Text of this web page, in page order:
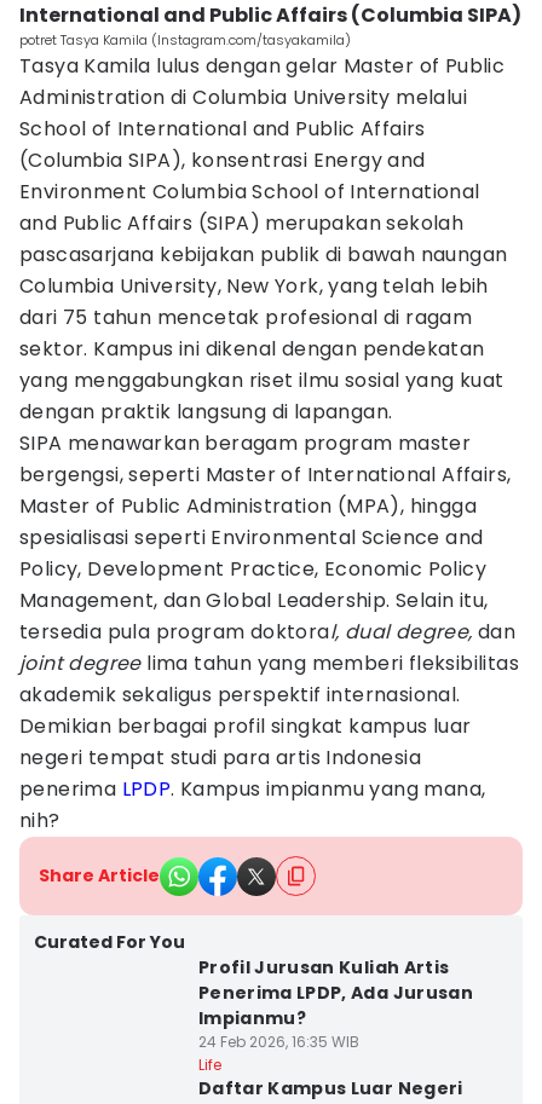
International and Public Affairs (Columbia SIPA)
potret Tasya Kamila (Instagram.com/tasyakamila)
Tasya Kamila lulus dengan gelar Master of Public
Administration di Columbia University melalui
School of International and Public Affairs
(Columbia SIPA), konsentrasi Energy and
Environment Columbia School of International
and Public Affairs (SIPA) merupakan sekolah
pascasarjana kebijakan publik di bawah naungan
Columbia University, New York, yang telah lebih
dari 75 tahun mencetak profesional di ragam
sektor. Kampus ini dikenal dengan pendekatan
yang menggabungkan riset ilmu sosial yang kuat
dengan praktik langsung di lapangan.
SIPA menawarkan beragam program master
bergengsi, seperti Master of International Affairs,
Master of Public Administration (MPA), hingga
spesialisasi seperti Environmental Science and
Policy, Development Practice, Economic Policy
Management, dan Global Leadership. Selain itu,
tersedia pula program doktoral, dual degree,dan
joint degreelima tahun yang memberi fleksibilitas
akademik sekaligus perspektif internasional.
Demikian berbagai profil singkat kampus luar
negeri tempat studi para artis Indonesia
penerima LPDP. Kampus impianmu yang mana,
nih?
Share Article
Curated For You
Profil Jurusan Kuliah Artis
Penerima LPDP, Ada Jurusan
Impianmu?
24 Feb 2026, 16:35 WIB
Life
Daftar Kampus Luar Negeri